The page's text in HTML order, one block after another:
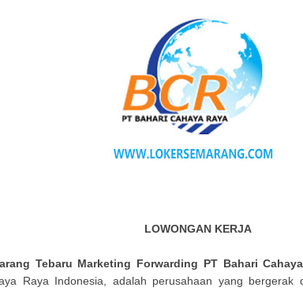
LOWONGAN KERJA
Tebaru Marketing Forwarding PT Bahari
Raya Indonesia, adalah perusahaan yang bergerak